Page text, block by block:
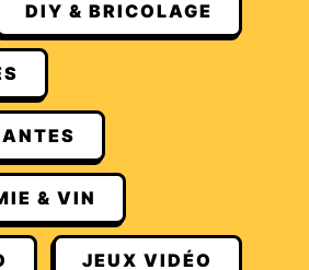
DIY & BRICOLAGE
& VIN
JEUX VIDÉO